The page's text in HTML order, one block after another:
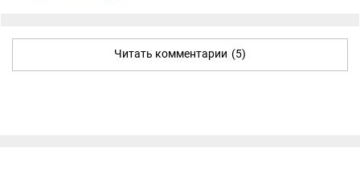
Читать комментарии (5)